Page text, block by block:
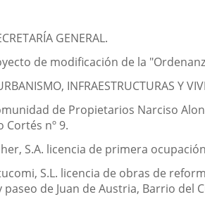
GENERAL.
de modificación de la
INFRAESTRUCTURAS Y
de Propietarios Narciso
Cortés nº 9.
S.A. licencia de primera
S.L. licencia de obras de
paseo de Juan de Austria, Barrio del